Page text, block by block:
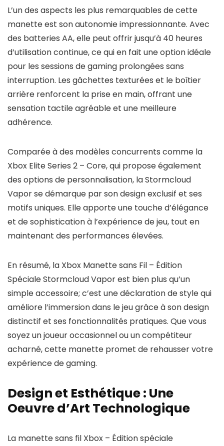
L’un des aspects les plus remarquables de cette
manette est son autonomie impressionnante. Avec
des batteries AA, elle peut offrir jusqu’à 40 heures
d’utilisation continue, ce qui en fait une option idéale
pour les sessions de gaming prolongées sans
interruption. Les gâchettes texturées et le boîtier
arrière renforcent la prise en main, offrant une
sensation tactile agréable et une meilleure
adhérence.
Comparée à des modèles concurrents comme la
Xbox Elite Series 2 – Core, qui propose également
des options de personnalisation, la Stormcloud
Vapor se démarque par son design exclusif et ses
motifs uniques. Elle apporte une touche d’élégance
et de sophistication à l’expérience de jeu, tout en
maintenant des performances élevées.
En résumé, la Xbox Manette sans Fil – Édition
Spéciale Stormcloud Vapor est bien plus qu’un
simple accessoire; c’est une déclaration de style qui
améliore l’immersion dans le jeu grâce à son design
distinctif et ses fonctionnalités pratiques. Que vous
soyez un joueur occasionnel ou un compétiteur
acharné, cette manette promet de rehausser votre
expérience de gaming.
Design et Esthétique : Une
Oeuvre d’Art Technologique
La manette sans fil Xbox – Édition spéciale